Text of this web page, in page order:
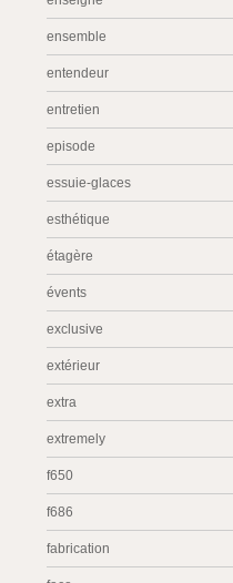
ensemble
entendeur
entretien
episode
essuie-glaces
esthétique
étagère
évents
exclusive
extérieur
extra
extremely
f650
f686
fabrication